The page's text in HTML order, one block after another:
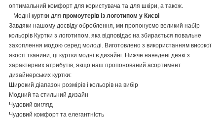
оптимальний комфорт для користувача та для шкіри, а також.
Модні куртки для промоутерів із логотипом у Києві
Завдяки нашому досвіду оброблення, ми пропонуємо великий набір
кольорів Куртки з логотипом, яка відповідає на збирається повальне
захоплення модою серед молоді. Виготовлено з використанням високої
якості тканини, ці куртки модні в дизайні. Нижче наведені деякі з
характерних атрибутів, якщо наш пропонований асортимент
дизайнерських куртки:
Широкий діапазон розмірів і кольорів на вибір
Модний та стильний дизайн
Чудовий вигляд
Чудовий комфорт та елегантність